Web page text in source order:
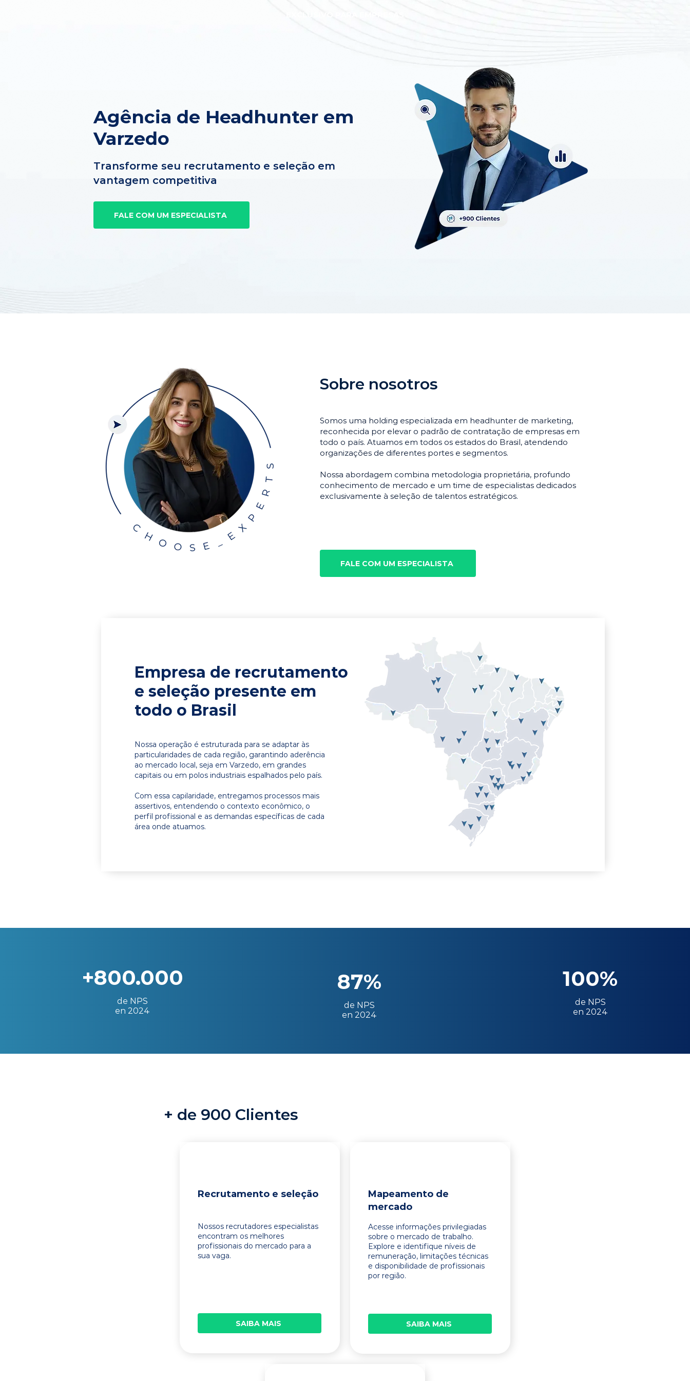
Agência de Headhunter em
Varzedo
Transforme seu recrutamento e seleção em
vantagem competitiva
FALE COM UM ESPECIALISTA
Sobre nosotros
Somos uma holding especializada em headhunter de marketing,
reconhecida por elevar o padrão de contratação de empresas em
todo o país. Atuamos em todos os estados do Brasil, atendendo
organizações de diferentes portes e segmentos.
Nossa abordagem combina metodologia proprietária, profundo
conhecimento de mercado e um time de especialistas dedicados
exclusivamente à seleção de talentos estratégicos.
FALE COM UM ESPECIALISTA
Empresa de recrutamento
e seleção presente em
todo o Brasil
Nossa operação é estruturada para se adaptar às
particularidades de cada região, garantindo aderência
ao mercado local, seja em Varzedo, em grandes
capitais ou em polos industriais espalhados pelo país.
Com essa capilaridade, entregamos processos mais
assertivos, entendendo o contexto econômico, o
perfil profissional e as demandas específicas de cada
área onde atuamos.
+800.000
de NPS
en 2024
87%
de NPS
en 2024
100%
de NPS
en 2024
+ de 900 Clientes
Recrutamento e seleção
Nossos recrutadores especialistas
encontram os melhores
profissionais do mercado para a
sua vaga.
SAIBA MAIS
Mapeamento de
mercado
Acesse informações privilegiadas
sobre o mercado de trabalho.
Explore e identifique níveis de
remuneração, limitações técnicas
e disponibilidade de profissionais
por região.
SAIBA MAIS